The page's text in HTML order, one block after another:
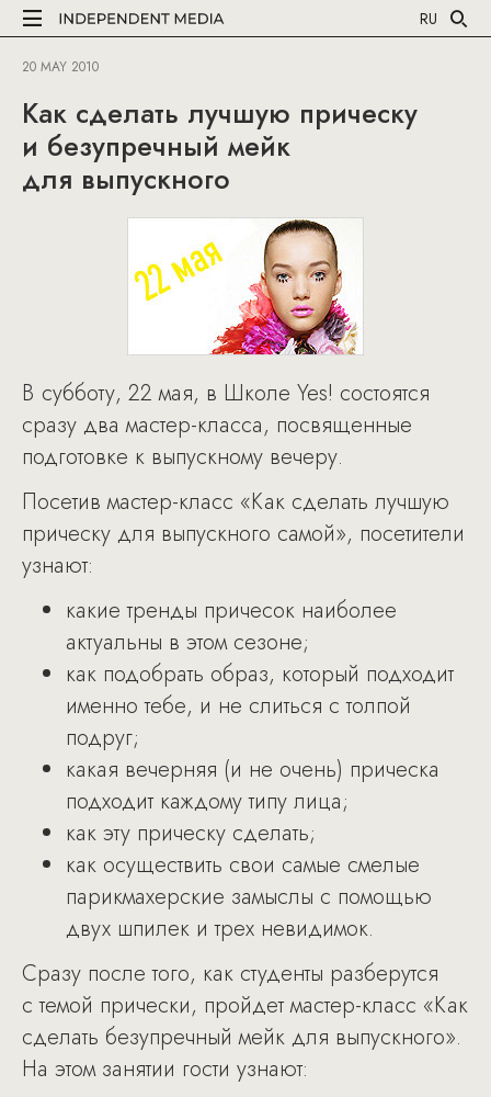
RU
20 MAY 2010
Как сделать лучшую прическу
и безупречный мейк
для выпускного
В субботу, 22 мая, в Школе Yes! состоятся
сразу два мастер-класса, посвященные
подготовке к выпускному вечеру.
Посетив мастер-класс «Как сделать лучшую
прическу для выпускного самой», посетители
узнают:
какие тренды причесок наиболее
актуальны в этом сезоне;
как подобрать образ, который подходит
именно тебе, и не слиться с толпой
подруг;
какая вечерняя (и не очень) прическа
подходит каждому типу лица;
как эту прическу сделать;
как осуществить свои самые смелые
парикмахерские замыслы с помощью
двух шпилек и трех невидимок.
Сразу после того, как студенты разберутся
с темой прически, пройдет мастер-класс «Как
сделать безупречный мейк для выпускного».
На этом занятии гости узнают: